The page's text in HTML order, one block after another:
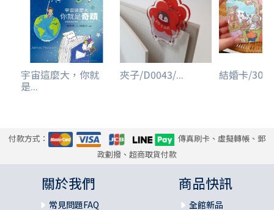
宇宙這麼大，你就
是...
夾子/D0043/... 結婚卡/
付款方式：
傳真刷卡、虛擬轉帳、郵
政劃撥、超商取貨付款
關於我們
常見問題FAQ
商品快訊
全館新品